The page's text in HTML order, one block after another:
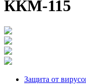
ККМ-115
Защита от